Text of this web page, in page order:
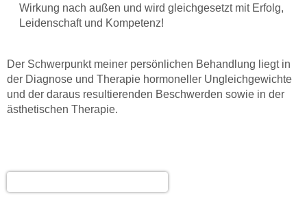
Wirkung nach außen und wird gleichgesetzt mit Erfolg,
Leidenschaft und Kompetenz!
Der Schwerpunkt meiner persönlichen Behandlung liegt in
der Diagnose und Therapie hormoneller Ungleichgewichte
und der daraus resultierenden Beschwerden sowie in der
ästhetischen Therapie.